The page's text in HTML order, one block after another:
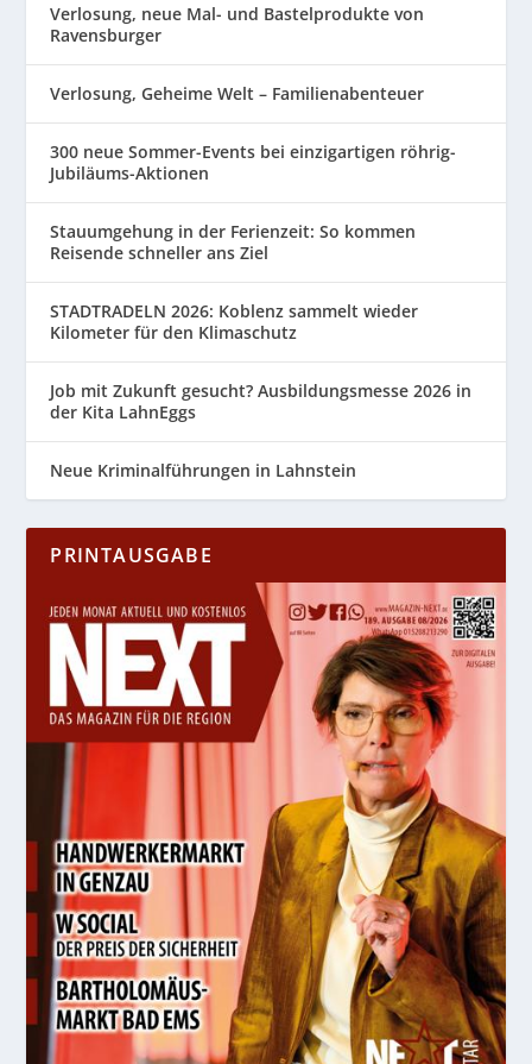
Verlosung, neue Mal- und Bastelprodukte von
Ravensburger
Verlosung, Geheime Welt – Familienabenteuer
300 neue Sommer-Events bei einzigartigen röhrig-
Jubiläums-Aktionen
Stauumgehung in der Ferienzeit: So kommen
Reisende schneller ans Ziel
STADTRADELN 2026: Koblenz sammelt wieder
Kilometer für den Klimaschutz
Job mit Zukunft gesucht? Ausbildungsmesse 2026 in
der Kita LahnEggs
Neue Kriminalführungen in Lahnstein
PRINTAUSGABE